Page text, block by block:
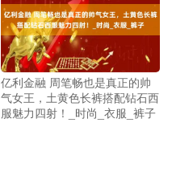
亿利金融 周笔畅也是真正的帅
气女王，土黄色长裤搭配钻石西
服魅力四射！_时尚_衣服_裤子